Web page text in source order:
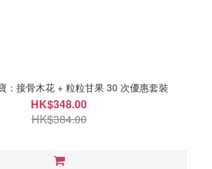
：接骨木花 + 粒粒甘果 30 次優惠套裝
HK$348.00
HK$384.00